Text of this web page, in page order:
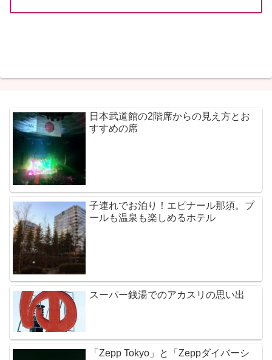
日本武道館の2階席からの見え方とお
すすめの席
子連れでお泊り！エピナール那須。プ
ールも温泉も楽しめるホテル
スーパー銭湯でのアカスリの思い出
「Zepp Tokyo」と「Zeppダイバーシ